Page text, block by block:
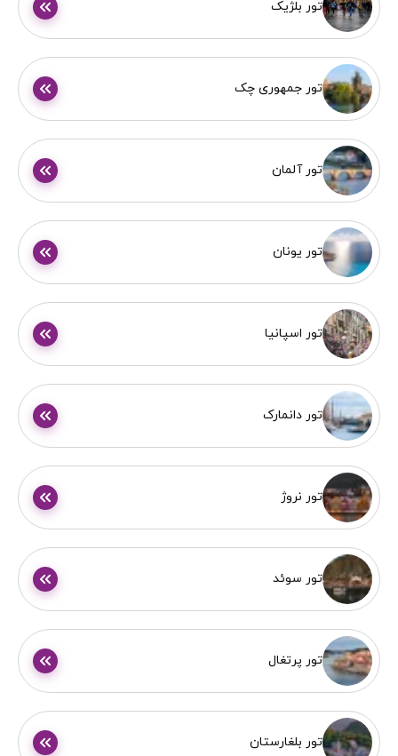
تور بلژیک
تور جمهوری چک
تور آلمان
تور یونان
تور اسپانیا
تور دانمارک
تور نروژ
تور سوئد
تور پرتغال
تور بلغارستان